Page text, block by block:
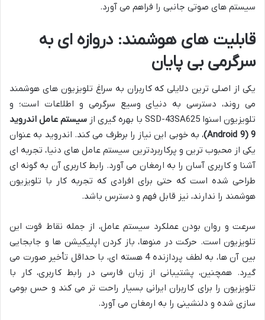
سیستم های صوتی جانبی را فراهم می آورد.
قابلیت های هوشمند: دروازه ای به
سرگرمی بی پایان
یکی از اصلی ترین دلایلی که کاربران به سراغ تلویزیون های هوشمند
می روند، دسترسی به دنیای وسیع سرگرمی و اطلاعات است؛ و
تلویزیون اسنوا SSD-43SA625 با بهره گیری از
سیستم عامل اندروید
9 (Android 9)
، به خوبی این نیاز را برطرف می کند. اندروید به عنوان
یکی از محبوب ترین و پرکاربردترین سیستم عامل های دنیا، تجربه ای
آشنا و کاربری آسان را به ارمغان می آورد. رابط کاربری آن به گونه ای
طراحی شده است که حتی برای افرادی که تجربه کار با تلویزیون
هوشمند را ندارند، نیز قابل فهم و دسترس باشد.
سرعت و روان بودن عملکرد سیستم عامل، از جمله نقاط قوت این
تلویزیون است. حرکت در منوها، باز کردن اپلیکیشن ها و جابجایی
بین آن ها، به لطف پردازنده 4 هسته ای، با حداقل تأخیر صورت می
گیرد. همچنین، پشتیبانی از زبان فارسی در رابط کاربری، کار با
تلویزیون را برای کاربران ایرانی بسیار راحت تر می کند و حس بومی
سازی شده و دلنشینی را به ارمغان می آورد.